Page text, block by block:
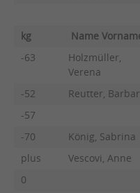
kg Name
-63
Holzmüller,
Verena
-52 Reutter,
-57
-70
König, Sabrina
plus
Vescovi, Anne
0